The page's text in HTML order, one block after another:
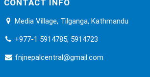
CONTACT INFO
Media Village, Tilganga, Kathmandu
+977-1 5914785, 5914723
fnjnepalcentral@gmail.com